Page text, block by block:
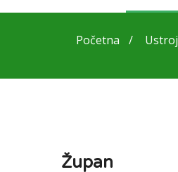
Početna Ustroj
Župan